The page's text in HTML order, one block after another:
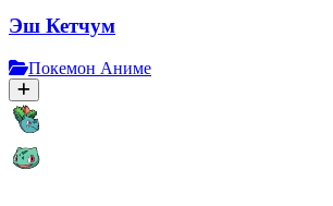
Эш Кетчум
Покемон Аниме